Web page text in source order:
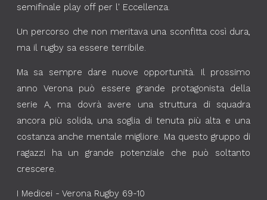
semifinale play off per l' Eccellenza.
Un percorso che non meritava una sconfitta così dura,
ma il rugby sa essere terribile.
Ma sa sempre dare nuove opportunità. Il prossimo
anno Verona può essere grande protagonista della
serie A, ma dovrà avere una struttura di squadra
ancora più solida, una soglia di tenuta più alta e una
costanza anche mentale migliore. Ma questo gruppo di
ragazzi ha un grande potenziale che può soltanto
crescere.
I Medicei - Verona Rugby 69-10